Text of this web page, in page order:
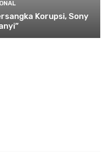
Korupsi, Sony